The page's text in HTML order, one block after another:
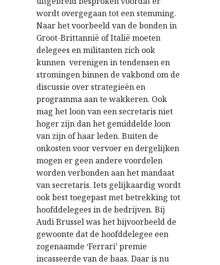
wordt overgegaan tot een stemming.
Naar het voorbeeld van de bonden in
Groot-Brittannië of Italië moeten
delegees en militanten zich ook
kunnen verenigen in tendensen en
stromingen binnen de vakbond om de
discussie over strategieën en
programma aan te wakkeren. Ook
mag het loon van een secretaris niet
hoger zijn dan het gemiddelde loon
van zijn of haar leden. Buiten de
onkosten voor vervoer en dergelijken
mogen er geen andere voordelen
worden verbonden aan het mandaat
van secretaris. Iets gelijkaardig wordt
ook best toegepast met betrekking tot
hoofddelegees in de bedrijven. Bij
Audi Brussel was het bijvoorbeeld de
gewoonte dat de hoofddelegee een
zogenaamde ‘Ferrari’ premie
incasseerde van de baas. Daar is nu